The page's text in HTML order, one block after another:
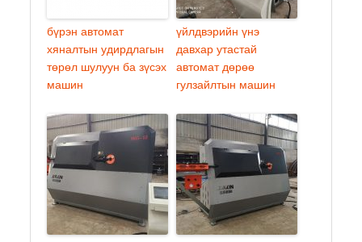
бүрэн автомат
хяналтын удирдлагын
төрөл шулуун ба зүсэх
машин
үйлдвэрийн үнэ
давхар утастай
автомат дөрөө
гулзайлтын машин